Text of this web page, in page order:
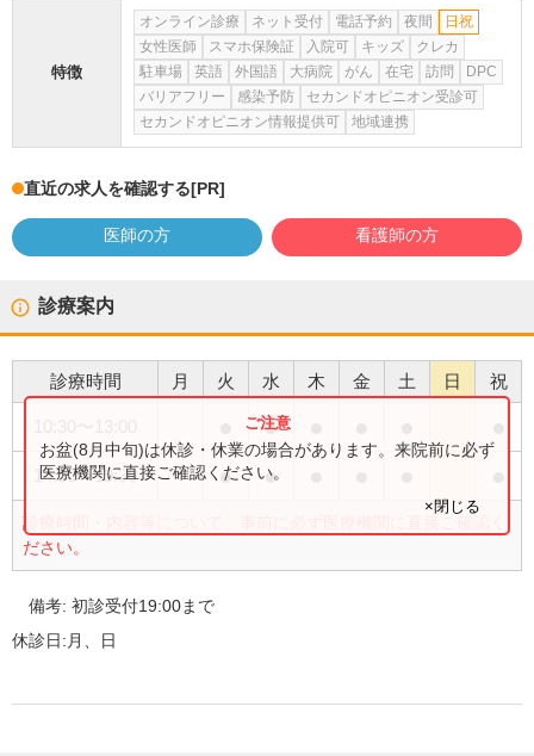
特徴
オンライン診療 ネット受付 電話予約 夜間
日祝
女性医師
スマホ保険証 入院可 キッズ
クレカ
駐車場
英語 外国語 大病院 がん 在宅 訪問
DPC
バリアフリー
感染予防
セカンドオピニオン受診可
セカンドオピニオン情報提供可
地域連携
直近の求人を確認する[PR]
医師の方 看護師の方
診療案内
診療時間 月 火 水 木 金 土 日 祝
●
14:30〜19:30 ● ●
診療時間・内容等について、事前に必ず医療機関に直接ご確認く
ださい。
お盆(8月中旬)は休診・休業の場合があります。来院前に必ず
医療機関に直接ご確認ください。
×閉じる
備考:初診受付19:00まで
休診日: 月、日